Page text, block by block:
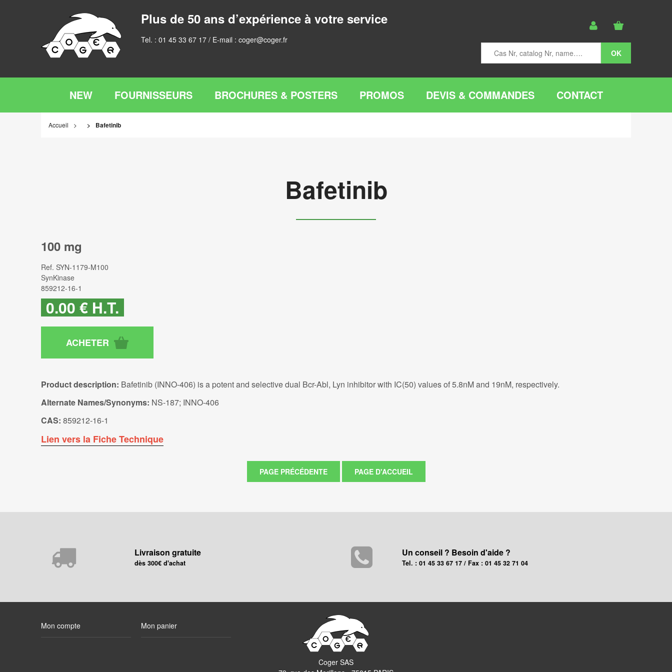
Plus de 50 ans d’expérience à votre service
Tel. : 01 45 33 67 17 / E-mail : coger@coger.fr
NEW FOURNISSEURS BROCHURES & POSTERS PROMOS DEVIS & COMMANDES CONTACT
Accueil Bafetinib
Bafetinib
100 mg
Ref. SYN-1179-M100
SynKinase
859212-16-1
0.00 € H.T.
Product description: Bafetinib (INNO-406) is a potent and selective dual Bcr-Abl, Lyn inhibitor with IC(50) values of 5.8nM and 19nM, respectively.
Alternate Names/Synonyms: NS-187; INNO-406
CAS: 859212-16-1
Lien vers la Fiche Technique
Livraison gratuite
dès 300€ d'achat
Un conseil ? Besoin d'aide ?
Tel. : 01 45 33 67 17 / Fax : 01 45 32 71 04
Mon compte Mon panier
Coger SAS